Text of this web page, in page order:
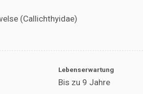
(Callichthyidae)
Lebenserwartung
Bis zu 9 Jahre